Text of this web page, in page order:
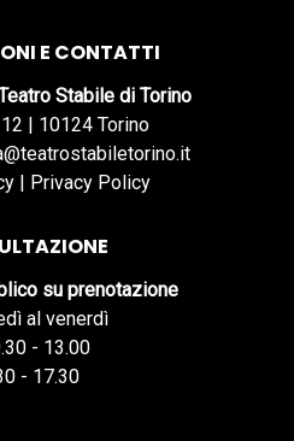
E CONTATTI
Stabile di Torino
| 10124 Torino
| Privacy Policy
su prenotazione
al venerdì
- 13.00
- 17.30